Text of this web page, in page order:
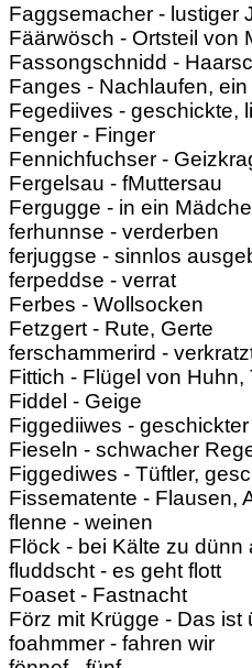
Faggsemacher - lustiger
Fäärwösch - Ortsteil von
Fassongschnidd -
Fanges - Nachlaufen,
Fegediives - geschickte,
Fenger - Finger
Fennichfuchser -
Fergelsau - fMuttersau
Fergugge - in ein
ferhunnse - verderben
ferjuggse - sinnlos
ferpeddse - verrat
Ferbes - Wollsocken
Fetzgert - Rute, Gerte
ferschammerird -
Fittich - Flügel von Huhn,
Fiddel - Geige
Figgediiwes -
Fieseln - schwacher
Figgediwes - Tüftler,
Fissematente - Flausen,
flenne - weinen
Flöck - bei Kälte zu dünn
fluddscht - es geht flott
Foaset - Fastnacht
Förz mit Krügge - Das ist
foahmmer - fahren wir